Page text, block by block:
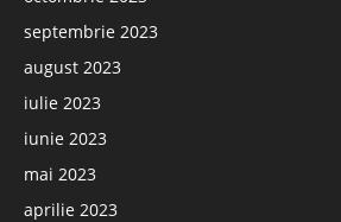
septembrie 2023
august 2023
iulie 2023
iunie 2023
mai 2023
aprilie 2023